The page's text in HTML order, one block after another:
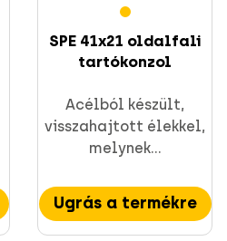
SPE 41x21 oldalfali
tartókonzol
Acélból készült,
visszahajtott élekkel,
melynek...
Ugrás a termékre